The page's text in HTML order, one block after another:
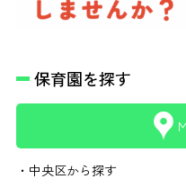
保育園を探す
・中央区から探す